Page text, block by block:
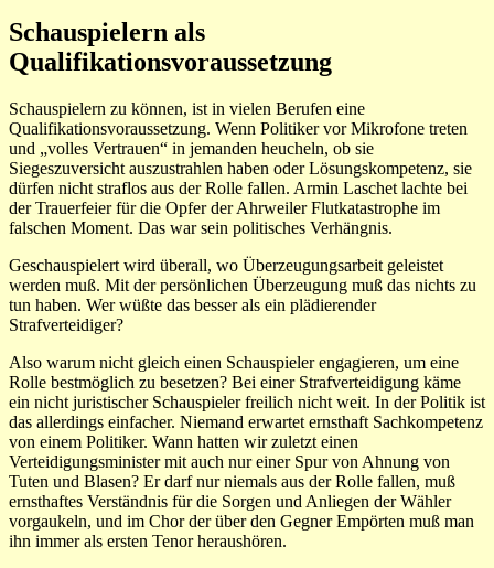
Schauspielern als
Qualifikationsvoraussetzung
Schauspielern zu können, ist in vielen Berufen eine
Qualifikationsvoraussetzung. Wenn Politiker vor Mikrofone treten
und „volles Vertrauen“ in jemanden heucheln, ob sie
Siegeszuversicht auszustrahlen haben oder Lösungskompetenz, sie
dürfen nicht straflos aus der Rolle fallen. Armin Laschet lachte bei
der Trauerfeier für die Opfer der Ahrweiler Flutkatastrophe im
falschen Moment. Das war sein politisches Verhängnis.
Geschauspielert wird überall, wo Überzeugungsarbeit geleistet
werden muß. Mit der persönlichen Überzeugung muß das nichts zu
tun haben. Wer wüßte das besser als ein plädierender
Strafverteidiger?
Also warum nicht gleich einen Schauspieler engagieren, um eine
Rolle bestmöglich zu besetzen? Bei einer Strafverteidigung käme
ein nicht juristischer Schauspieler freilich nicht weit. In der Politik ist
das allerdings einfacher. Niemand erwartet ernsthaft Sachkompetenz
von einem Politiker. Wann hatten wir zuletzt einen
Verteidigungsminister mit auch nur einer Spur von Ahnung von
Tuten und Blasen? Er darf nur niemals aus der Rolle fallen, muß
ernsthaftes Verständnis für die Sorgen und Anliegen der Wähler
vorgaukeln, und im Chor der über den Gegner Empörten muß man
ihn immer als ersten Tenor heraushören.